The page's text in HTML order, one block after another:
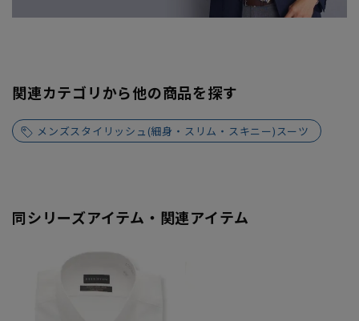
関連カテゴリから他の商品を探す
メンズスタイリッシュ(細身・スリム・スキニー)スーツ
同シリーズアイテム・関連アイテム